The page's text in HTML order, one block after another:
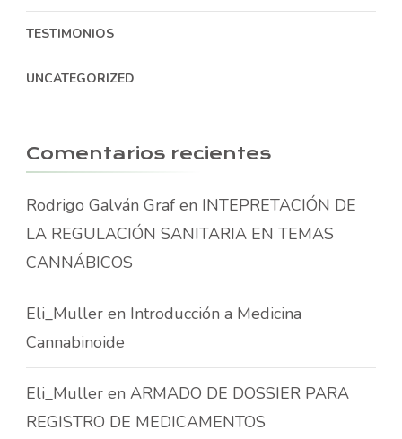
TESTIMONIOS
UNCATEGORIZED
Comentarios recientes
Rodrigo Galván Graf en INTEPRETACIÓN DE
LA REGULACIÓN SANITARIA EN TEMAS
CANNÁBICOS
Eli_Muller en Introducción a Medicina
Cannabinoide
Eli_Muller en ARMADO DE DOSSIER PARA
REGISTRO DE MEDICAMENTOS